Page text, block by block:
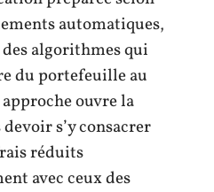
automatiques,
algorithmes qui
du portefeuille au
ouvre la
s’y consacrer
réduits
avec ceux des